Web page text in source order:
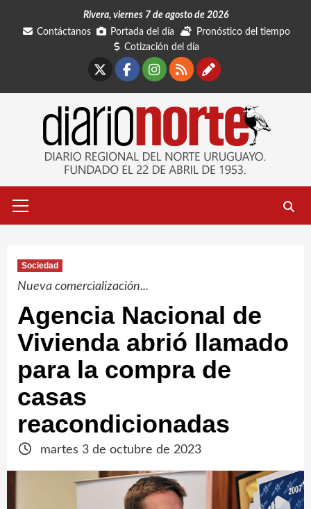
Rivera, viernes 7 de agosto de 2026
Contáctanos
Portada del día
Pronóstico del tiempo
Cotización del día
Facebook
Instagram
RSSContáctanos
primario
Sociedad
Nueva comercialización...
Agencia Nacional de
Vivienda abrió llamado
para la compra de
casas
reacondicionadas
martes 3 de octubre de 2023